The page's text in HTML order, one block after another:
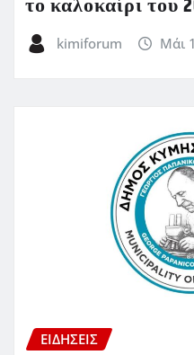
το καλοκαίρι του
kimiforum Μάι
ΕΙΔΗΣΕΙΣ